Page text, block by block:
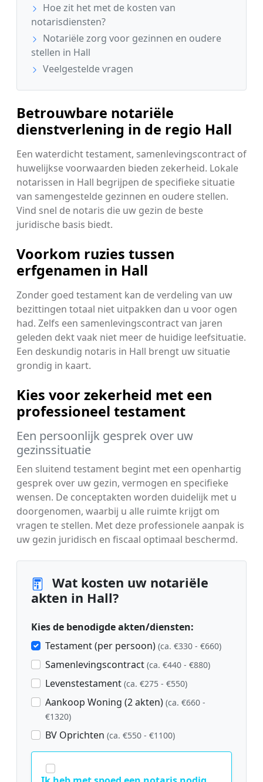
Hoe zit het met de kosten van
notarisdiensten?
Notariële zorg voor gezinnen en oudere
stellen in Hall
Veelgestelde vragen
Betrouwbare notariële
dienstverlening in de regio Hall
Een waterdicht testament, samenlevingscontract of
huwelijkse voorwaarden bieden zekerheid. Lokale
notarissen in Hall begrijpen de specifieke situatie
van samengestelde gezinnen en oudere stellen.
Vind snel de notaris die uw gezin de beste
juridische basis biedt.
Voorkom ruzies tussen
erfgenamen in Hall
Zonder goed testament kan de verdeling van uw
bezittingen totaal niet uitpakken dan u voor ogen
had. Zelfs een samenlevingscontract van jaren
geleden dekt vaak niet meer de huidige leefsituatie.
Een deskundig notaris in Hall brengt uw situatie
grondig in kaart.
Kies voor zekerheid met een
professioneel testament
Een persoonlijk gesprek over uw
gezinssituatie
Een sluitend testament begint met een openhartig
gesprek over uw gezin, vermogen en specifieke
wensen. De conceptakten worden duidelijk met u
doorgenomen, waarbij u alle ruimte krijgt om
vragen te stellen. Met deze professionele aanpak is
uw gezin juridisch en fiscaal optimaal beschermd.
Wat kosten uw notariële
akten in Hall?
Kies de benodigde akten/diensten:
Testament (per persoon) (ca. €330 - €660)
Samenlevingscontract (ca. €440 - €880)
Levenstestament (ca. €275 - €550)
Aankoop Woning (2 akten) (ca. €660 -
€1320)
BV Oprichten (ca. €550 - €1100)